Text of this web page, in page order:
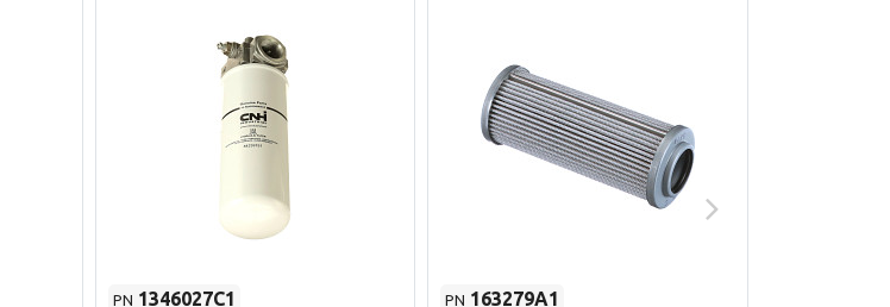
PN 1346027C1
PN 163279A1